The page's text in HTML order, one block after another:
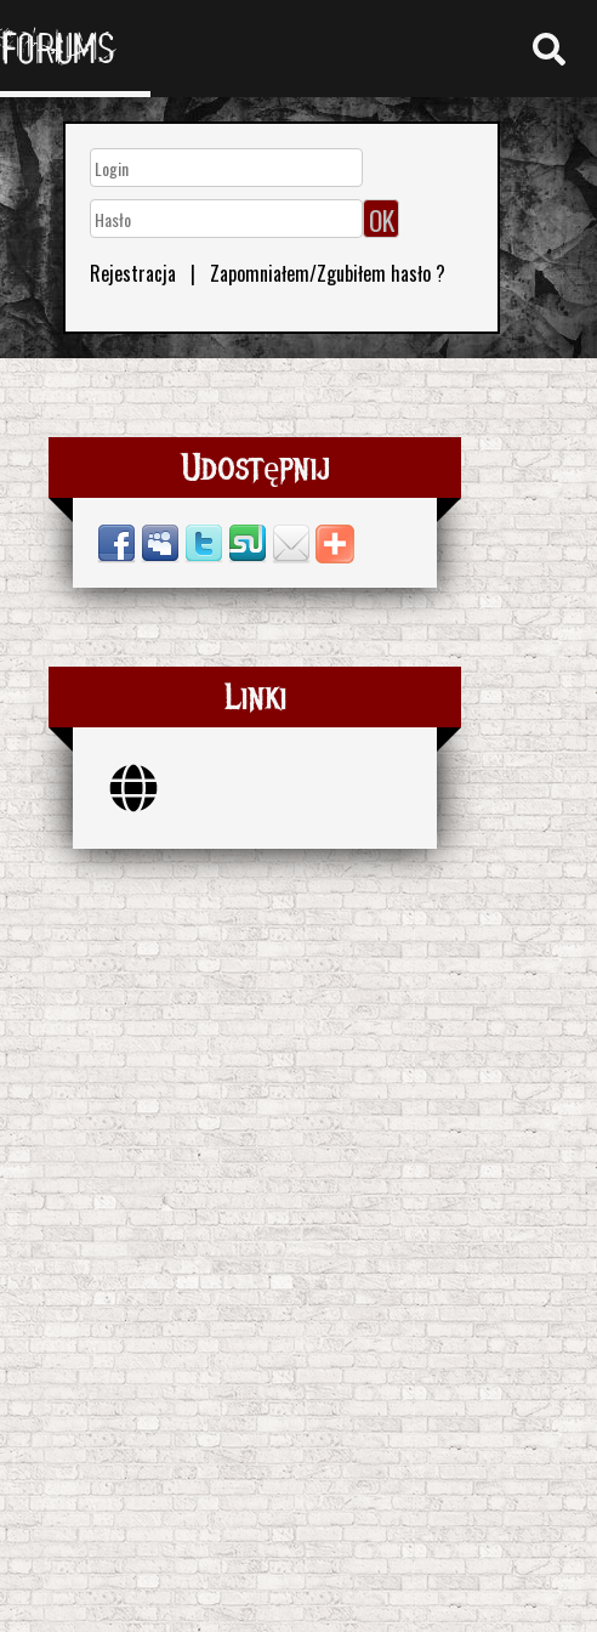
FORUMS
Rejestracja | Zapomniałem/Zgubiłem hasło ?
Udostępnij
Linki